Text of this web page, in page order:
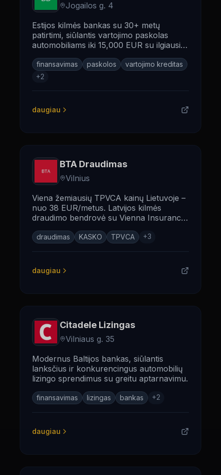
Jogailos g. 4
Estijos kilmės bankas su 30+ metų
patirtimi, siūlantis vartojimo paskolas
automobiliams iki 15,000 EUR su ilgiausiu
mėnesių.
finansavimas paskolos
vartojimo kreditas
+2
daugiau
BTA Draudimas
Vilnius
Viena žemiausių TPVCA kainų Lietuvoje –
nuo 38 EUR/metus. Latvijos kilmės
draudimo bendrovė su Vienna Insurance
draudimas KASKO TPVCA +3
daugiau
Citadele Lizingas
Vilniaus g. 35
Modernus Baltijos bankas, siūlantis
lanksčius ir konkurencingus automobilių
lizingo sprendimus su greitu aptarnavimu.
finansavimas lizingas bankas +2
daugiau